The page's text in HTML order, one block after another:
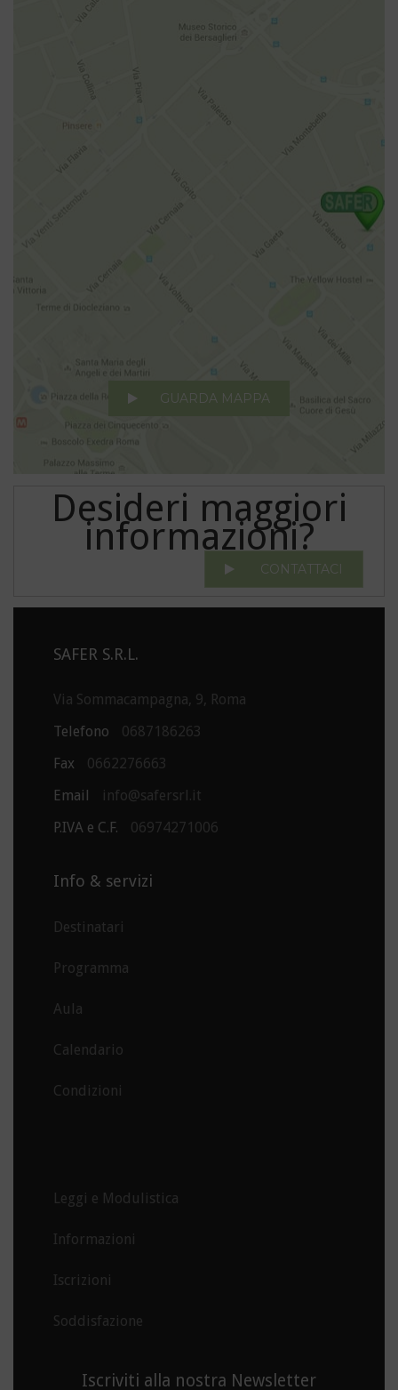
GUARDA MAPPA
Desideri maggiori
informazioni?
CONTATTACI
SAFER S.R.L.
Via Sommacampagna, 9, Roma
Telefono
0687186263
Fax
0662276663
Email
info@safersrl.it
P.IVA e C.F.
06974271006
Info & servizi
Destinatari
Programma
Aula
Calendario
Condizioni
Leggi e Modulistica
Informazioni
Iscrizioni
Soddisfazione
Iscriviti alla nostra Newsletter